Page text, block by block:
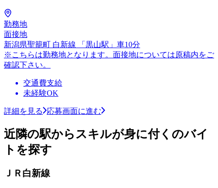
勤務地
面接地
新潟県聖籠町 白新線 「黒山駅」車10分
※こちらは勤務地となります。面接地については原稿内をご
確認下さい。
交通費支給
未経験OK
詳細を見る 応募画面に進む
近隣の駅からスキルが身に付くのバイ
トを探す
ＪＲ白新線